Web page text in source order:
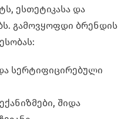
ესთეტიკასა და
გამოვყოფდი ბრენდის
სერტიფიცირებული
შიდა